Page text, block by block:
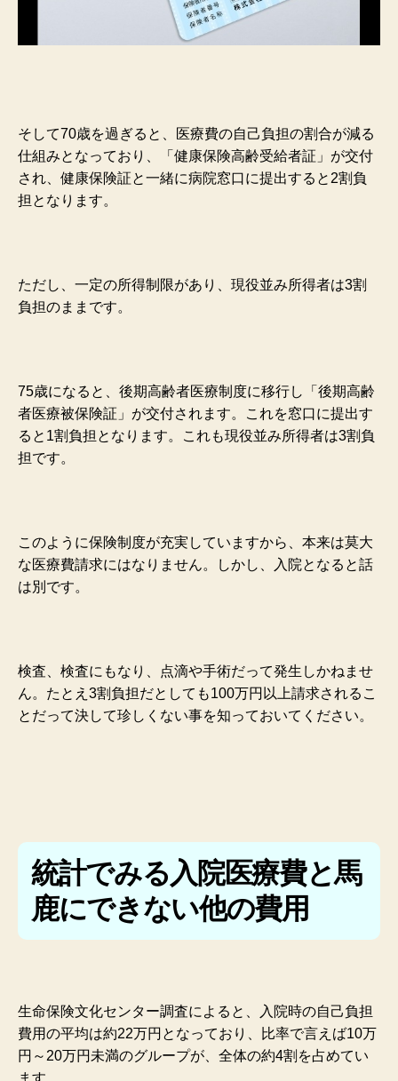
そして70歳を過ぎると、医療費の自己負担の割合が減る
仕組みとなっており、「健康保険高齢受給者証」が交付
され、健康保険証と一緒に病院窓口に提出すると2割負
担となります。
ただし、一定の所得制限があり、現役並み所得者は3割
負担のままです。
75歳になると、後期高齢者医療制度に移行し「後期高齢
者医療被保険証」が交付されます。これを窓口に提出す
ると1割負担となります。
これも現役並み所得者は3割負
担です。
このように保険制度が充実していますから、本来は莫大
な医療費請求にはなりません。しかし、入院となると話
は別です。
検査、検査にもなり、点滴や手術だって発生しかねませ
ん。たとえ3割負担だとしても100万円以上請求されるこ
とだって決して珍しくない事を知っておいてください。
統計でみる入院医療費と馬
鹿にできない他の費用
生命保険文化センター調査によると、入院時の自己負担
費用の平均は約22万円となっており、比率で言えば10万
円～20万円未満のグループが、全体の約4割を占めてい
ます。